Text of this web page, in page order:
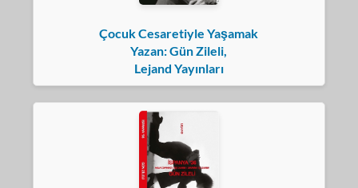
Çocuk Cesaretiyle Yaşamak
Yazan: Gün Zileli,
Lejand Yayınları